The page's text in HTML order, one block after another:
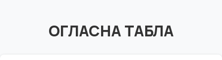
ОГЛАСНА ТАБЛА